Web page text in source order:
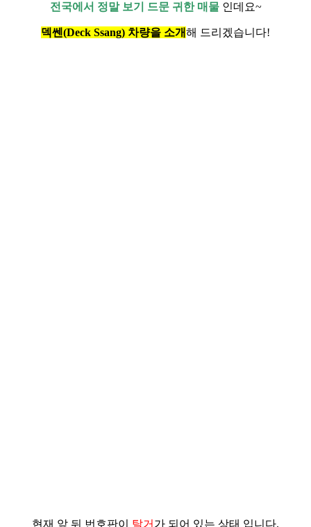
전국에서 정말 보기 드문 귀한 매물인데요~
덱쎈(Deck Ssang) 차량을 소개해 드리겠습니다!
현재 앞 뒤 번호판이 탈거 가 되어 있는 상태 입니다.